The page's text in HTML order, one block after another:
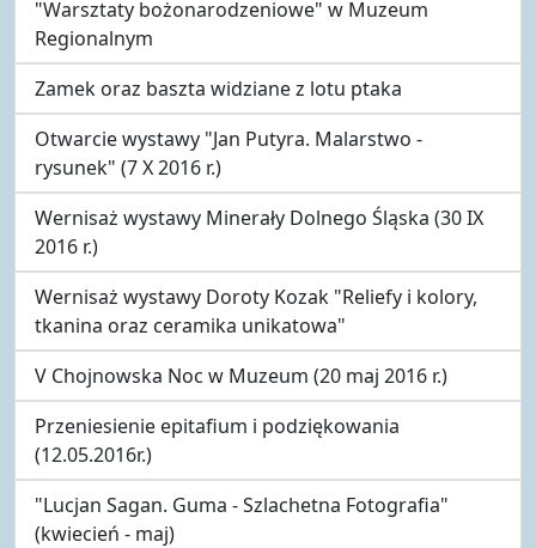
"Warsztaty bożonarodzeniowe" w Muzeum
Regionalnym
Zamek oraz baszta widziane z lotu ptaka
Otwarcie wystawy "Jan Putyra. Malarstwo -
rysunek" (7 X 2016 r.)
Wernisaż wystawy Minerały Dolnego Śląska (30 IX
2016 r.)
Wernisaż wystawy Doroty Kozak "Reliefy i kolory,
tkanina oraz ceramika unikatowa"
V Chojnowska Noc w Muzeum (20 maj 2016 r.)
Przeniesienie epitafium i podziękowania
(12.05.2016r.)
"Lucjan Sagan. Guma - Szlachetna Fotografia"
(kwiecień - maj)